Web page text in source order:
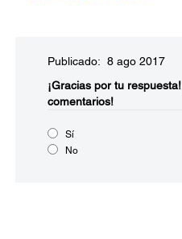
Publicado: 8 ago 2017
¡Gracias por tu respuesta!
comentarios!
Sí
No